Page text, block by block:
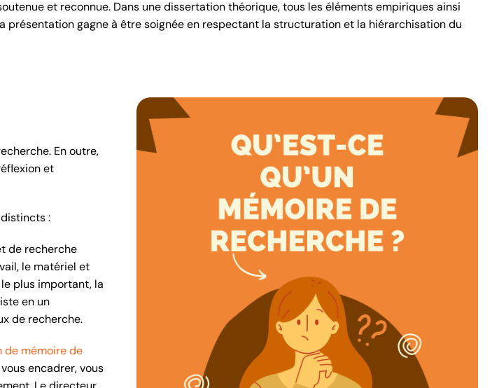
et reconnue. Dans une dissertation théorique, tous les éléments empiriques ainsi
gagne à être soignée en respectant la structuration et la hiérarchisation du
En outre,
et
:
de recherche
le matériel et
plus important, la
en un
de recherche.
de mémoire de
encadrer, vous